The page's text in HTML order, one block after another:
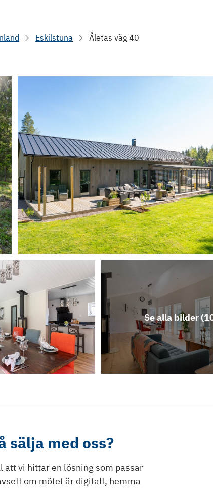
Eskilstuna Åletas väg 40
Se alla bilder (
sälja med oss?
att vi hittar en lösning som passar
om mötet är digitalt, hemma